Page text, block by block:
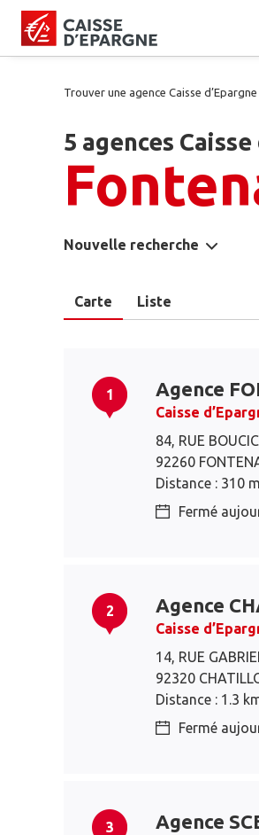
Trouver une agence Caisse d’Epargne
5 agences
Nouvelle recherche
Carte Liste
1 Agence
Caisse
84, RUE
92260
Distance : 310 m
Fermé
2 Agence
Caisse
14, RUE
92320
Distance : 1.3
Fermé
3 Agence